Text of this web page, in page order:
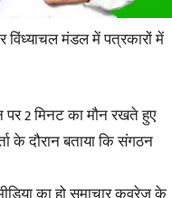
Paperमंडल में पत्रकारों में
पर 2 मिनट का मौन रखते हुए
के दौरान बताया कि संगठन